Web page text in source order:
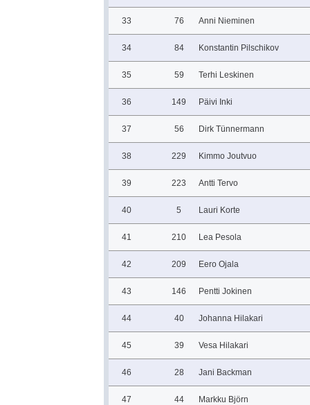
33 76 Anni Nieminen
34 84 Konstantin Pilschikov
35 59 Terhi Leskinen
36 149 Päivi Inki
37 56 Dirk Tünnermann
38 229 Kimmo Joutvuo
39 223 Antti Tervo
40 5 Lauri Korte
41 210 Lea Pesola
42 209 Eero Ojala
43 146 Pentti Jokinen
44 40 Johanna Hilakari
45 39 Vesa Hilakari
46 28 Jani Backman
47 44 Markku Björn